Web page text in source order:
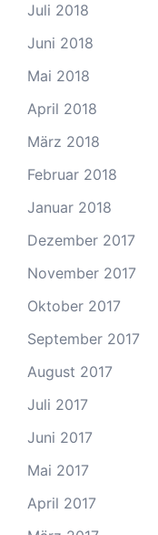
Juli 2018
Juni 2018
Mai 2018
April 2018
März 2018
Februar 2018
Januar 2018
Dezember 2017
November 2017
Oktober 2017
September 2017
August 2017
Juli 2017
Juni 2017
Mai 2017
April 2017